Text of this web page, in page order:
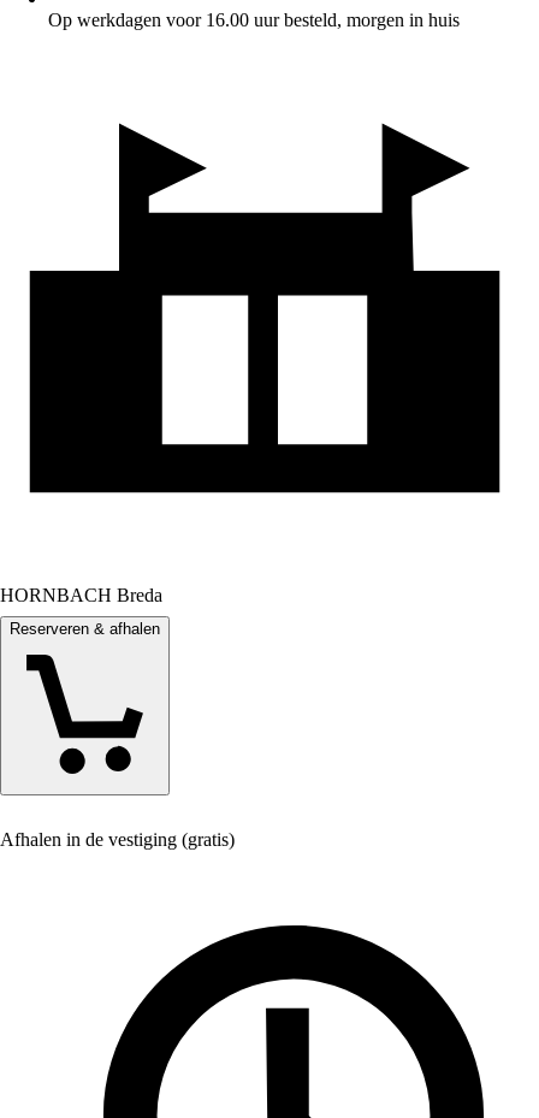
Op werkdagen voor 16.00 uur besteld, morgen in huis
HORNBACH Breda
Reserveren & afhalen
Afhalen in de vestiging (gratis)